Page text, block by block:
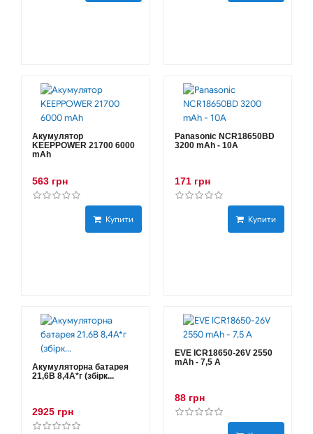
Акумулятор
KEEPPOWER 21700 6000
mAh
563 грн
Купити
Panasonic NCR18650BD
3200 mAh - 10А
171 грн
Купити
Акумуляторна батарея
21,6В 8,4A*г (збірк...
2925 грн
EVE ICR18650-26V 2550
mAh - 7,5 А
88 грн